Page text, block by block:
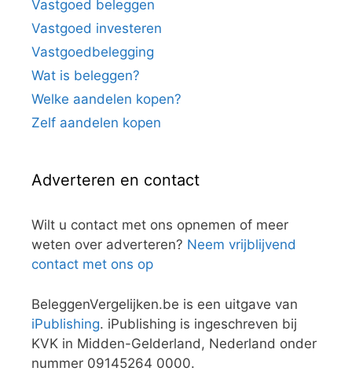
Vastgoed beleggen
Vastgoed investeren
Vastgoedbelegging
Wat is beleggen?
Welke aandelen kopen?
Zelf aandelen kopen
Adverteren en contact
Wilt u contact met ons opnemen of meer
weten over adverteren? Neem vrijblijvend
contact met ons op
BeleggenVergelijken.be is een uitgave van
iPublishing. iPublishing is ingeschreven bij
KVK in Midden-Gelderland, Nederland onder
nummer 09145264 0000.